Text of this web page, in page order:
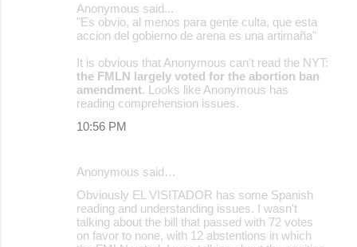
Anonymous said...
"Es obvio, al menos para gente culta, que esta
accion del gobierno de arena es una artimaña"
It is obvious that Anonymous can't read the NYT:
the FMLN largely voted for the abortion ban
amendment. Looks like Anonymous has
reading comprehension issues.
10:56 PM
Anonymous said…
Obviously EL VISITADOR has some Spanish
reading and understanding issues. I wasn't
talking about the bill that passed with 72 votes
on favor to none, with 12 abstentions in which